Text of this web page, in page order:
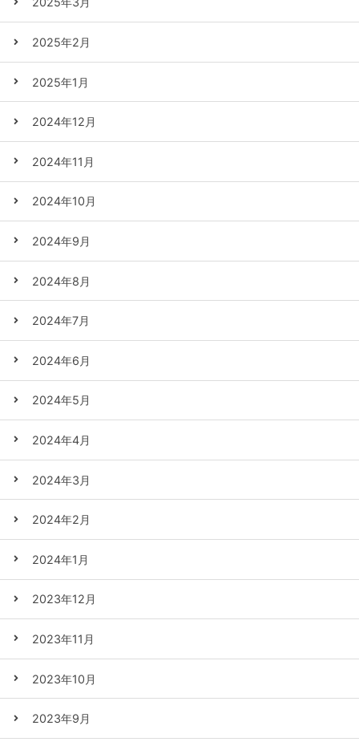
2025年2月
2025年1月
2024年12月
2024年11月
2024年10月
2024年9月
2024年8月
2024年7月
2024年6月
2024年5月
2024年4月
2024年3月
2024年2月
2024年1月
2023年12月
2023年11月
2023年10月
2023年9月